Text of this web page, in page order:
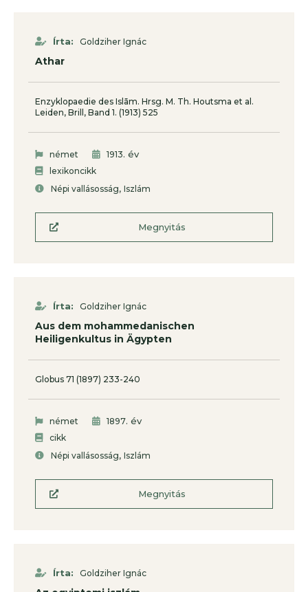
Írta: Goldziher Ignác
Athar
Enzyklopaedie des Islām. Hrsg. M. Th. Houtsma et al.
Leiden, Brill, Band 1. (1913) 525
német 1913. év
lexikoncikk
Népi vallásosság, Iszlám
Megnyitás
Írta: Goldziher Ignác
Aus dem mohammedanischen
Heiligenkultus in Ägypten
Globus 71 (1897) 233-240
német 1897. év
cikk
Népi vallásosság, Iszlám
Megnyitás
Írta: Goldziher Ignác